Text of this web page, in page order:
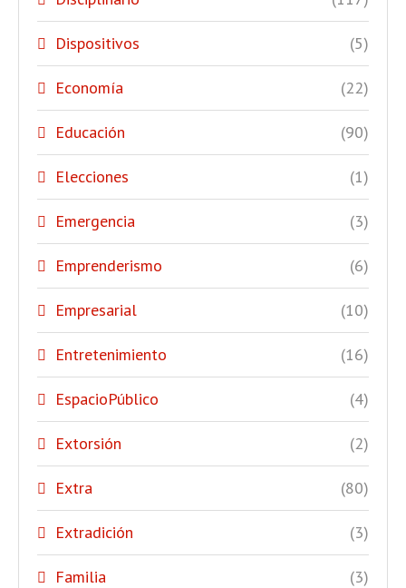
Dispositivos (5)
Economía (22)
Educación (90)
Elecciones (1)
Emergencia (3)
Emprenderismo (6)
Empresarial (10)
Entretenimiento (16)
EspacioPúblico (4)
Extorsión (2)
Extra (80)
Extradición (3)
Familia (3)